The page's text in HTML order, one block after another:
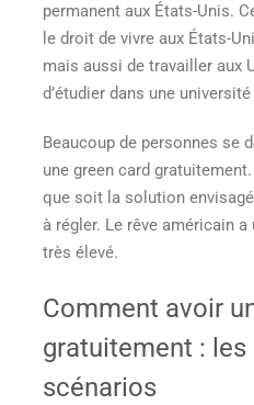
permanent aux États-Unis.
le droit de vivre aux États-
mais aussi de travailler aux
d’étudier dans une
Beaucoup de personnes se
une green card gratuitement.
que soit la solution
à régler. Le rêve américain
très élevé.
Comment avoir
gratuitement :
scénarios